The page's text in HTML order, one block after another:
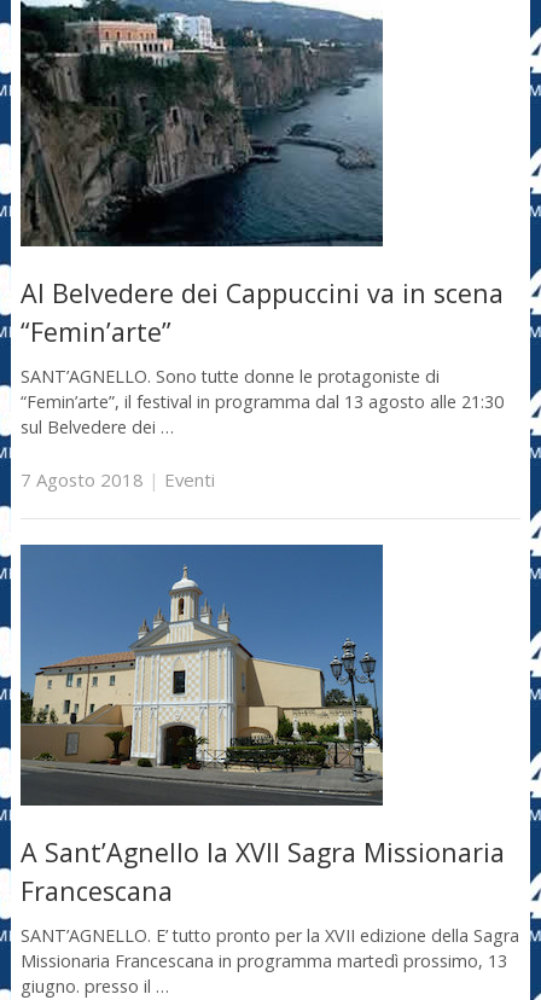
Al Belvedere dei Cappuccini va in scena
“Femin’arte”
SANT’AGNELLO. Sono tutte donne le protagoniste di
“Femin’arte”, il festival in programma dal 13 agosto alle 21:30
sul Belvedere dei …
7 Agosto 2018 | Eventi
A Sant’Agnello la XVII Sagra Missionaria
Francescana
SANT’AGNELLO. E’ tutto pronto per la XVII edizione della Sagra
Missionaria Francescana in programma martedì prossimo, 13
giugno. presso il …